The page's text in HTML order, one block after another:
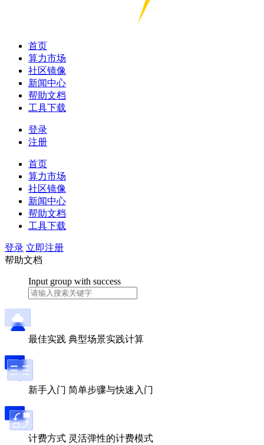
首页
算力市场
社区镜像
新闻中心
帮助文档
工具下载
登录
注册
首页
算力市场
社区镜像
新闻中心
帮助文档
工具下载
登录 立即注册
帮助文档
Input group with success
最佳实践 典型场景实践计算
新手入门 简单步骤与快速入门
计费方式 灵活弹性的计费模式